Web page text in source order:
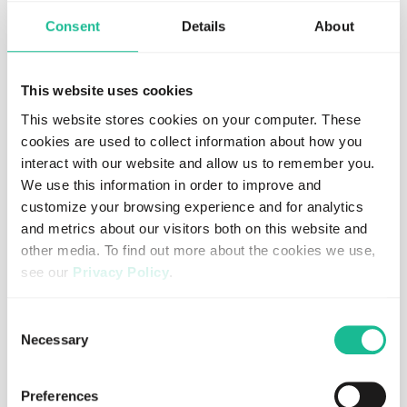
Consent Details About
This website uses cookies
This website stores cookies on your computer. These
cookies are used to collect information about how you
interact with our website and allow us to remember you.
We use this information in order to improve and
customize your browsing experience and for analytics
and metrics about our visitors both on this website and
other media. To find out more about the cookies we use,
see our Privacy Policy.
you visit this website. A single cookie will be used in your
browser to remember your preference not to be tracked.
Selection
Necessary
Preferences
trafiksäkerhet och klimatpåverkan. Den unika teknologin
att mäta förarens påverkan på risk, levererar Greater
Than prediktiva poäng som är jämförbara globalt.
Försäkringsbolag, transportföretag, mobilitet,
fordonsindustrin och andra ägare av GPS-data använder
dessa insikter för riskhantering av förare,
försäkringslönsamhet, prissättning samt hantera ESG-
rapportering.
Greater Than (GREAT) är noterat på Nasdaq First North
Denna information är sådan information som Greater
marknadsmissbruksförordning. Informationen lämnades,
genom ovanstående kontaktpersoners försorg, för